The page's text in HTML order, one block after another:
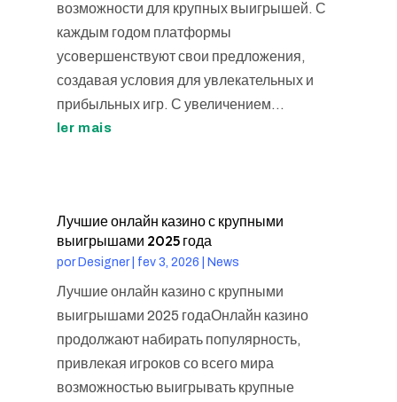
возможности для крупных выигрышей. С
каждым годом платформы
усовершенствуют свои предложения,
создавая условия для увлекательных и
прибыльных игр. С увеличением...
ler mais
Лучшие онлайн казино с крупными
выигрышами 2025 года
porDesigner| fev 3, 2026 News
Лучшие онлайн казино с крупными
выигрышами 2025 годаОнлайн казино
продолжают набирать популярность,
привлекая игроков со всего мира
возможностью выигрывать крупные